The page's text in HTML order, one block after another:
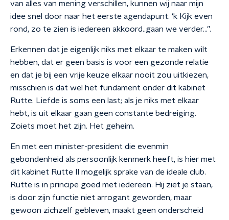
van alles van mening verschillen, kunnen wij naar mijn
idee snel door naar het eerste agendapunt. ‘k Kijk even
rond, zo te zien is iedereen akkoord..gaan we verder…”.
Erkennen dat je eigenlijk niks met elkaar te maken wilt
hebben, dat er geen basis is voor een gezonde relatie
en dat je bij een vrije keuze elkaar nooit zou uitkiezen,
misschien is dat wel het fundament onder dit kabinet
Rutte. Liefde is soms een last; als je niks met elkaar
hebt, is uit elkaar gaan geen constante bedreiging.
Zoiets moet het zijn. Het geheim.
En met een minister-president die evenmin
gebondenheid als persoonlijk kenmerk heeft, is hier met
dit kabinet Rutte II mogelijk sprake van de ideale club.
Rutte is in principe goed met iedereen. Hij ziet je staan,
is door zijn functie niet arrogant geworden, maar
gewoon zichzelf gebleven, maakt geen onderscheid